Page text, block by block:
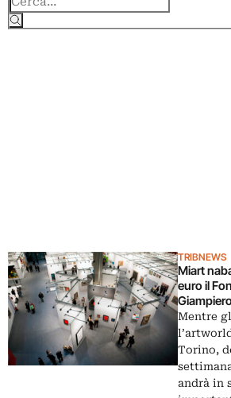
TRIBNEWS
Miart
euro il
dotazione raddoppia
aprile
Mentre
Torino,
andrà in